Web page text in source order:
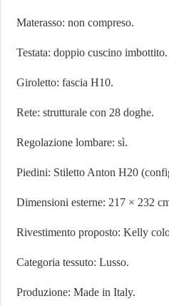
Materasso: non compreso.
Testata: doppio cuscino imbottito.
Giroletto: fascia H10.
Rete: strutturale con 28 doghe.
Regolazione lombare: sì.
Piedini: Stiletto Anton H20
Dimensioni esterne: 217 × 232
Rivestimento proposto: Kelly
Categoria tessuto: Lusso.
Produzione: Made in Italy.